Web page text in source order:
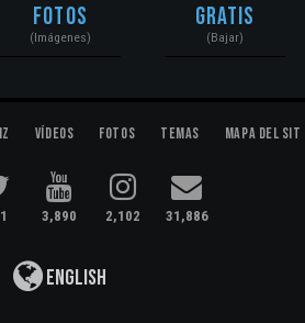
Fotos
(Imágenes)
Gratis
(Bajar)
Vídeos Fotos Temas Mapa del
3,890 2,102 31,886
English